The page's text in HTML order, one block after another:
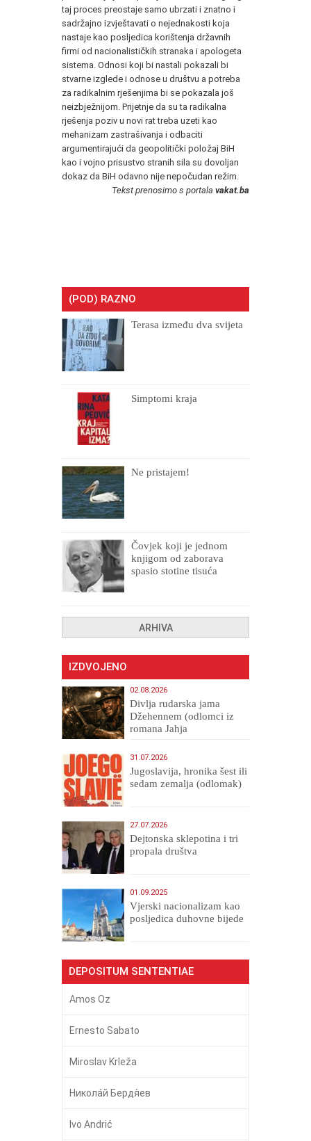
taj proces preostaje samo ubrzati i znatno i
sadržajno izvještavati o nejednakosti koja
nastaje kao posljedica korištenja državnih
firmi od nacionalističkih stranaka i apologeta
sistema. Odnosi koji bi nastali pokazali bi
stvarne izglede i odnose u društvu a potreba
za radikalnim rješenjima bi se pokazala još
neizbježnijom. Prijetnje da su ta radikalna
rješenja poziv u novi rat treba uzeti kao
mehanizam zastrašivanja i odbaciti
argumentirajući da geopolitički položaj BiH
kao i vojno prisustvo stranih sila su dovoljan
dokaz da BiH odavno nije nepočudan režim.
Tekst prenosimo s portala vakat.ba
(POD) RAZNO
Terasa između dva svijeta
Simptomi kraja
Ne pristajem!
Čovjek koji je jednom
knjigom od zaborava
spasio stotine tisuća
ARHIVA
IZDVOJENO
02.08.2026
Divlja rudarska jama
Džehennem (odlomci iz
romana Jahja
31.07.2026
Jugoslavija, hronika šest ili
sedam zemalja (odlomak)
27.07.2026
Dejtonska sklepotina i tri
propala društva
01.09.2025
​Vjerski nacionalizam kao
posljedica duhovne bijede
DEPOSITUM SENTENTIAE
Amos Oz
Ernesto Sabato
Miroslav Krleža
Никола́й Бердя́ев
Ivo Andrić